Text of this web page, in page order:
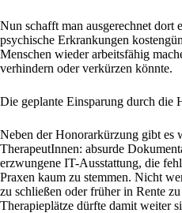
Nun schafft man ausgerechnet dort
psychische Erkrankungen
Menschen wieder arbeitsfähig
verhindern oder verkürzen könnte.
Die geplante Einsparung durch
Neben der Honorarkürzung gibt es
TherapeutInnen: absurde
erzwungene IT-Ausstattung, die
Praxen kaum zu stemmen. Nicht
zu schließen oder früher in Rente
Therapieplätze dürfte damit weiter